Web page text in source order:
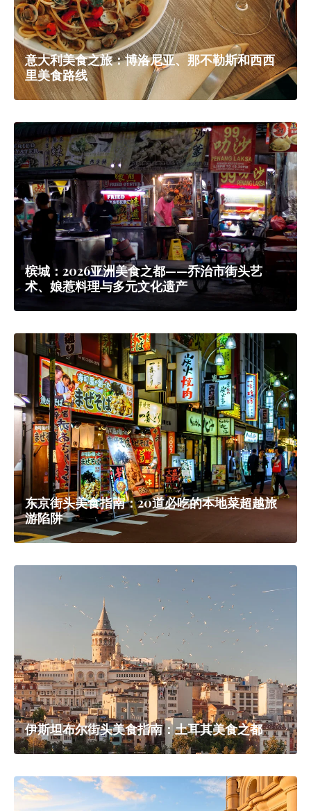
意大利美食之旅：博洛尼亚、那不勒斯和西西
里美食路线
槟城：2026亚洲美食之都——乔治市街头艺
术、娘惹料理与多元文化遗产
东京街头美食指南：20道必吃的本地菜超越旅
游陷阱
伊斯坦布尔街头美食指南：土耳其美食之都